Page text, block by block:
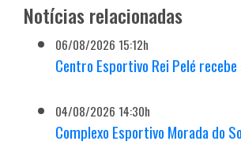
Notícias relacionadas
06/08/2026 15:12h
Centro Esportivo Rei Pelé
04/08/2026 14:30h
Complexo Esportivo Morada do